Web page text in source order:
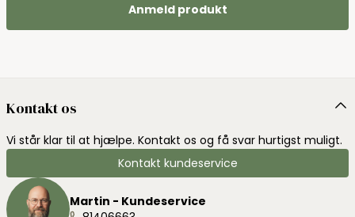
Anmeld produkt
Kontakt os
Vi står klar til at hjælpe. Kontakt os og få svar hurtigst muligt.
Kontakt kundeservice
Martin - Kundeservice